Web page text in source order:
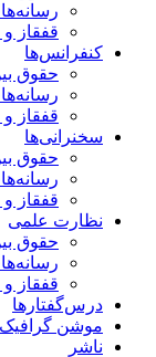
قفقاز و
کنفرانس‌ها
حقوق
قفقاز و
سخنرانی‌ها
حقوق
قفقاز و
نظارت علمی
حقوق
قفقاز و
درس‌گفتارها
موشن
ناشر